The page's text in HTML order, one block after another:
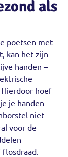
als
poetsen met
kan het zijn
handen –
Hierdoor hoef
je handen
niet
voor de
flosdraad.